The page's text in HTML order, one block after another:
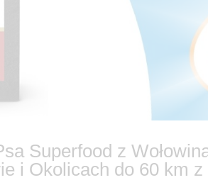
Superfood z
i Okolicach do 60 km